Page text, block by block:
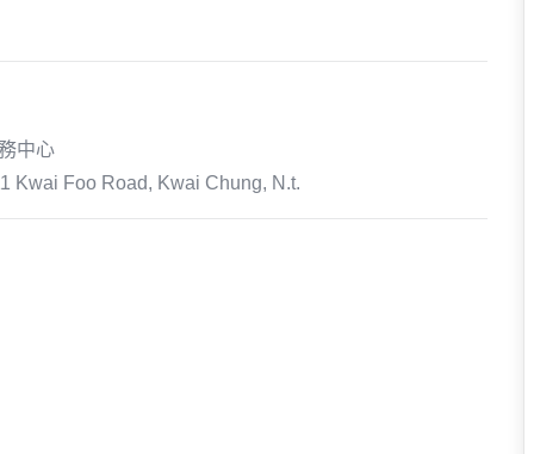
中心
Kwai Foo Road, Kwai Chung, N.t.